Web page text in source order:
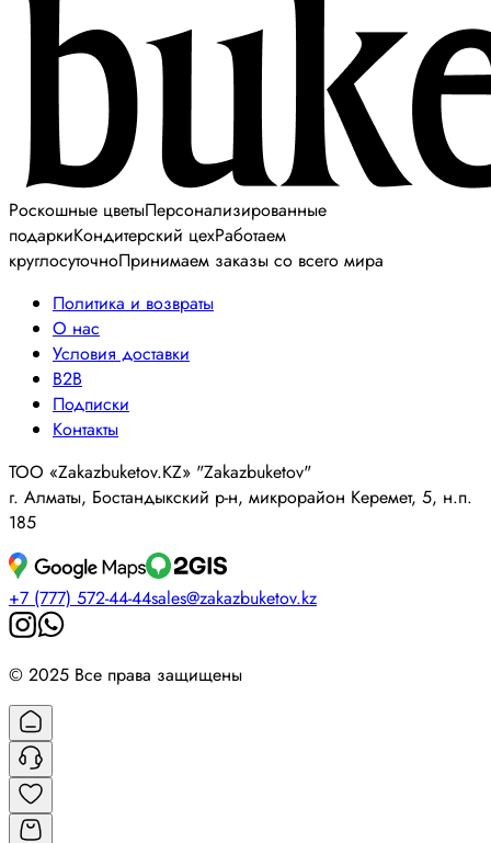
Роскошные цветыПерсонализированные
подаркиКондитерский цехРаботаем
круглосуточноПринимаем заказы со всего мира
Политика и возвраты
О нас
Условия доставки
B2B
Подписки
Контакты
ТОО «Zakazbuketov.KZ» "Zakazbuketov"
г. Алматы, Бостандыкский р-н, микрорайон Керемет, 5, н.п.
185
+7 (777) 572-44-44sales@zakazbuketov.kz
© 2025 Все права защищены